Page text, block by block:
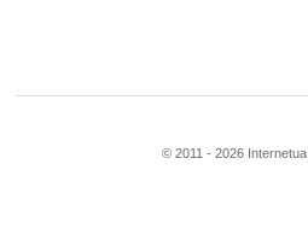
© 2011 - 2026 Internetua